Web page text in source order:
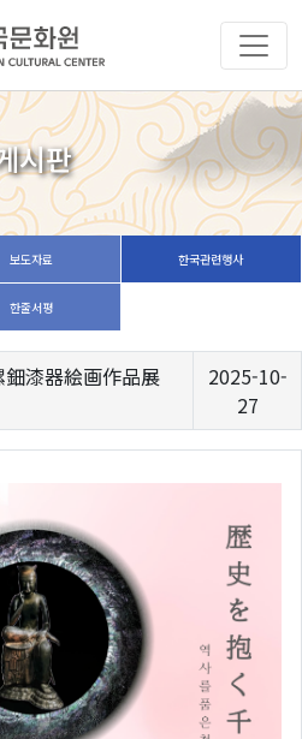
시판
보도자료 한국관련행사
한줄서평
漆器絵画作品展
2025-10-
27